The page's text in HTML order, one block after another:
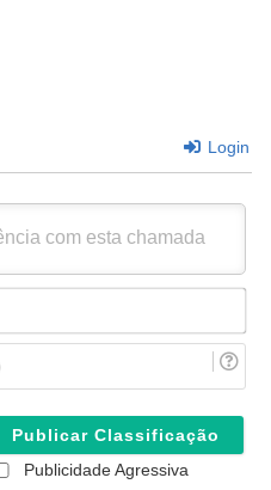
Login
N
m
a
Publicidade Agressiva